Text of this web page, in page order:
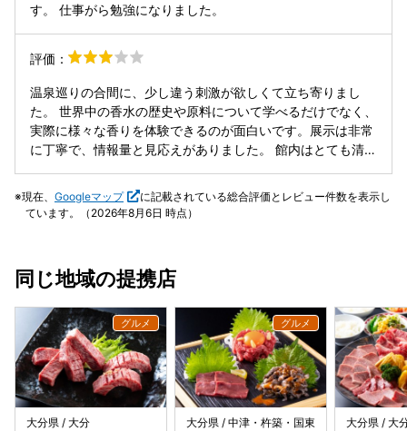
す。 仕事がら勉強になりました。
評価：
温泉巡りの合間に、少し違う刺激が欲しくて立ち寄りまし
た。 ​世界中の香水の歴史や原料について学べるだけでなく、
実際に様々な香りを体験できるのが面白いです。展示は非常
に丁寧で、情報量と見応えがありました。 ​館内はとても清潔
た、優雅で静かな時間を過ごすことができます。調香体験も
あるようなので、時間に余裕がある方はそちらも楽しそう。
現在、 Googleマップ
に記載されている総合評価とレビュー件数を表示し
ています。（2026年8月6日 時点）
同じ地域の提携店
大分県 / 大分 大分県 / 中津・杵築・国東 大分県 / 大